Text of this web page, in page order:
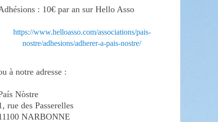
: 10€ par an sur Hello Asso
https://www.helloasso.com/associations/pais-
nostre/adhesions/adherer-a-pais-nostre/
à notre adresse :
Nòstre
rue des Passerelles
NARBONNE